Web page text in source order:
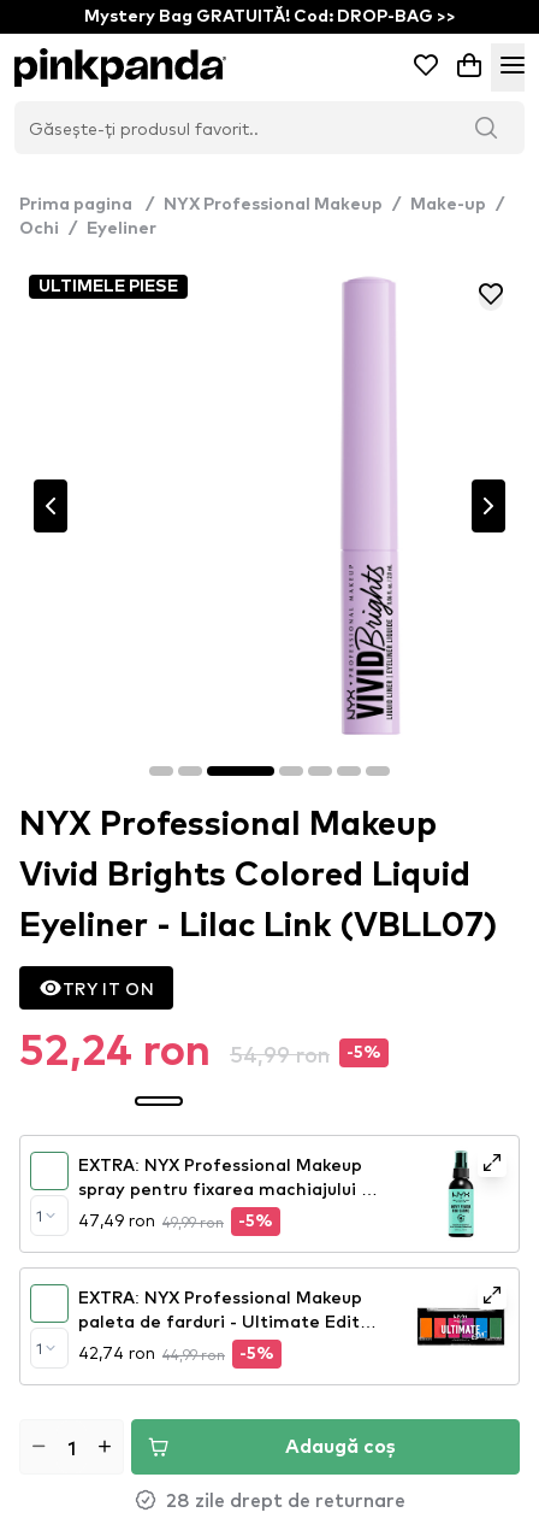
Mystery Bag GRATUITĂ! Cod: DROP-BAG >>
Prima pagina / NYX Professional Makeup / Make-up
/
Ochi
/ Eyeliner
ULTIMELE PIESE
NYX Professional Makeup
Vivid Brights Colored Liquid
Eyeliner - Lilac Link (VBLL07)
TRY IT ON
52,24 ron 54,99 ron -5%
1
EXTRA: NYX Professional Makeup
spray pentru fixarea machiajului -
Makeup Setting Spray – Dewy
Finish (MSS02)
47,49 ron 49,99 ron -5%
1
EXTRA: NYX Professional Makeup
paleta de farduri - Ultimate Edit
Petite Shadow Palette - Brights
(USPP02)
42,74 ron 44,99 ron -5%
Adaugă coș
28 zile drept de returnare